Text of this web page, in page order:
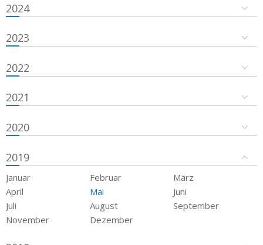
2024
2023
2022
2021
2020
2019
Januar Februar
März
April
Mai
Juni
Juli
August
September
November
Dezember